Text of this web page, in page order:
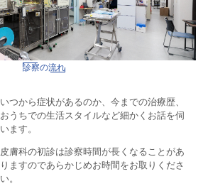
診察の流れ
いつから症状があるのか、今までの治療歴、
おうちでの生活スタイルなど細かくお話を伺
います。
皮膚科の初診は診察時間が長くなることがあ
りますのであらかじめお時間をお取りくださ
い。